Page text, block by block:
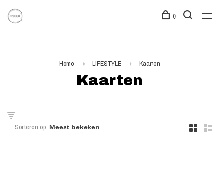
0
Home LIFESTYLE Kaarten
Kaarten
Sorteren op: